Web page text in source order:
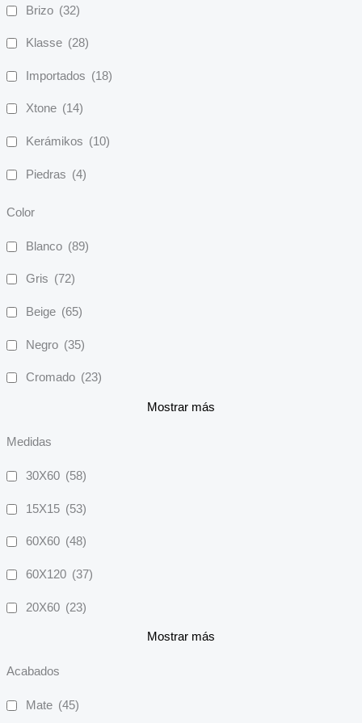
Brizo (32)
Klasse (28)
Importados (18)
Xtone (14)
Kerámikos (10)
Piedras (4)
Color
Blanco (89)
Gris (72)
Beige (65)
Negro (35)
Cromado (23)
Mostrar más
Medidas
30X60 (58)
15X15 (53)
60X60 (48)
60X120 (37)
20X60 (23)
Mostrar más
Acabados
Mate (45)